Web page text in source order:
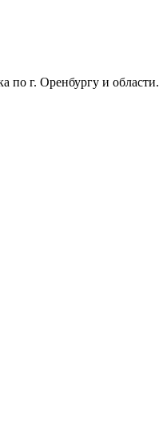
по г. Оренбургу и области.